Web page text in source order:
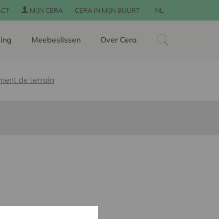
MIJN CERA CERA IN MIJN BUURT NL
Meebeslissen Over Cera
de terrain